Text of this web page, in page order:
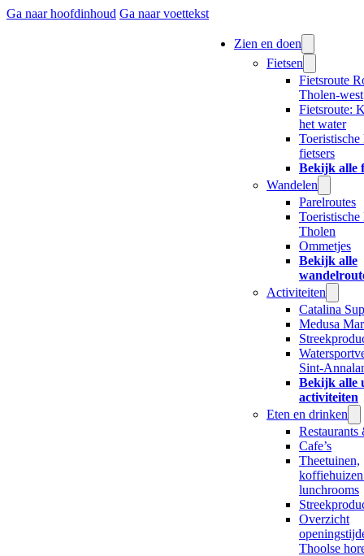
Ga naar hoofdinhoud Ga naar voettekst
Zien en doen
Fietsen
Fietsroute
Tholen-west
Fietsroute:
het water
fietsers
Bekijk alle
Wandelen
Parelroutes
Toeristische
Tholen
Ommetjes
Bekijk alle
Activiteiten
Catalina Sup
Medusa
Sint-
Bekijk alle
activiteiten
Eten en drinken
Restaurants
Cafe’s
Theetuinen,
lunchrooms
Overzicht
Thoolse